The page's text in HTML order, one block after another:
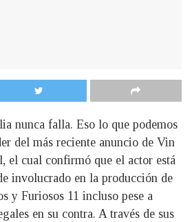
nunca falla. Eso lo que podemos
del más reciente anuncio de Vin
el cual confirmó que el actor está
involucrado en la producción de
y Furiosos 11 incluso pese a
en su contra. A través de sus